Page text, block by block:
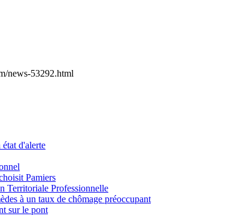
news-53292.html
d'alerte
Pamiers
Territoriale Professionnelle
à un taux de chômage préoccupant
sur le pont